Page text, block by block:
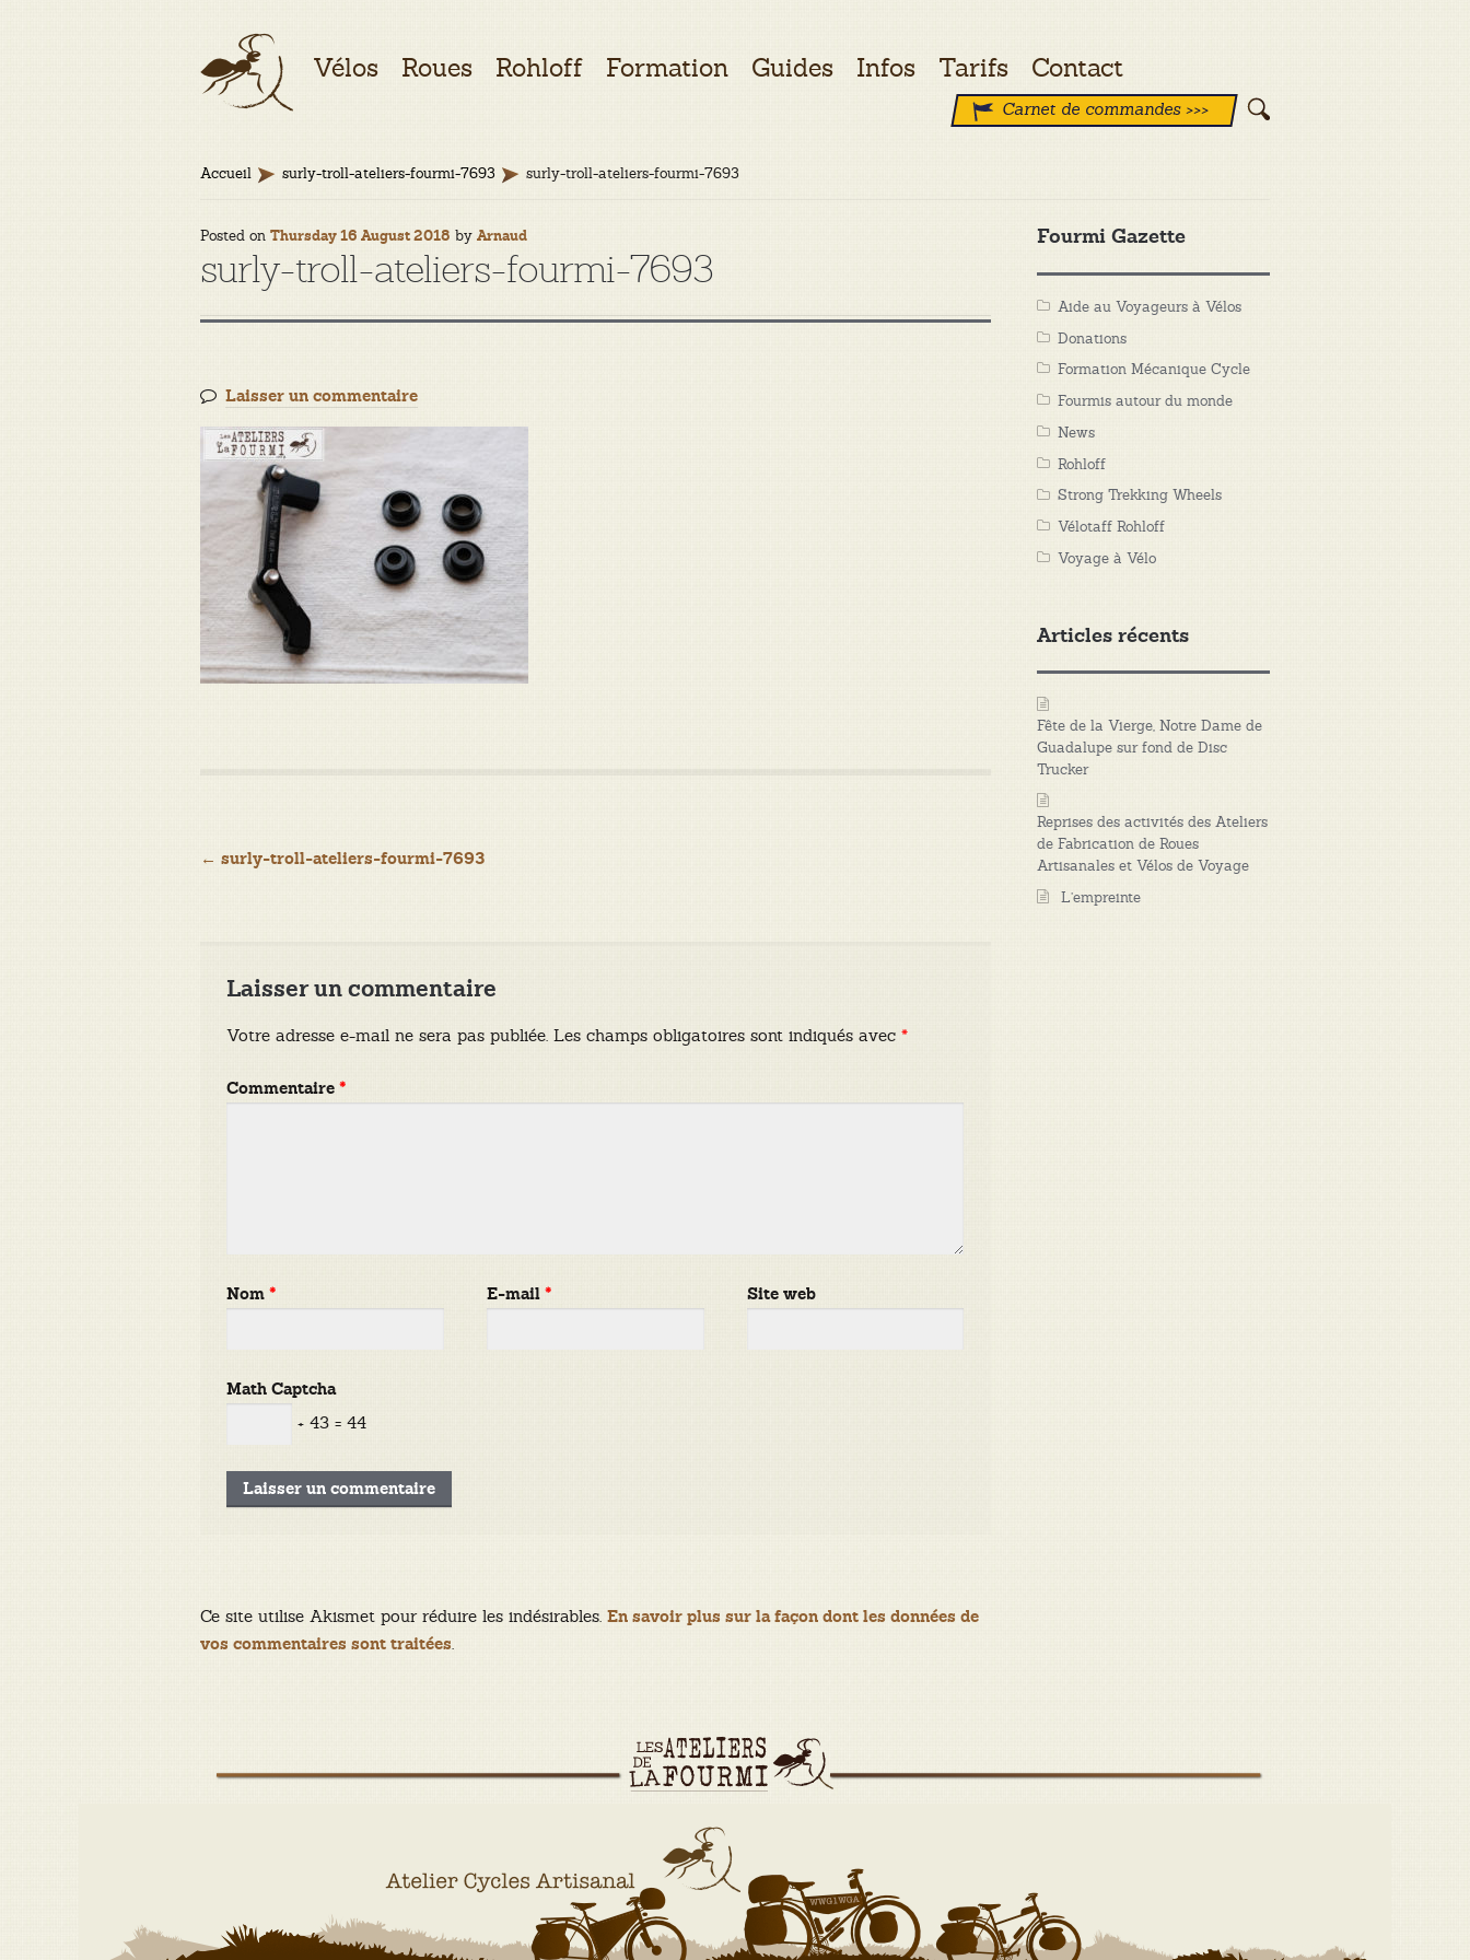
Aller
Aller
au
Vélos Roues Rohloff Formation Guides Infos Tarifs Contact
Carnet de commandes >>>
Accueil surly-troll-ateliers-fourmi-7693 surly-troll-ateliers-fourmi-7693
Posted onThursday 16 August 2018 byArnaud
surly-troll-ateliers-fourmi-7693
Laisser un commentaire
Navigation
← surly-troll-ateliers-fourmi-7693
Laisser un commentaire
Votre adresse e-mail ne sera pas publiée. Les champs obligatoires sont indiqués avec*
Commentaire*
Nom* E-mail* Site web
Math Captcha
+ 43 = 44
Ce site utilise Akismet pour réduire les indésirables.En savoir plus sur la façon dont les données de
vos commentaires sont traitées.
Fourmi Gazette
Aide au Voyageurs à Vélos
Donations
Formation Mécanique Cycle
Fourmis autour du monde
News
Rohloff
Strong Trekking Wheels
Vélotaff Rohloff
Voyage à Vélo
Articles récents
Fête de la Vierge, Notre Dame de
Guadalupe sur fond de Disc
Trucker
Reprises des activités des Ateliers
de Fabrication de Roues
Artisanales et Vélos de Voyage
L’empreinte